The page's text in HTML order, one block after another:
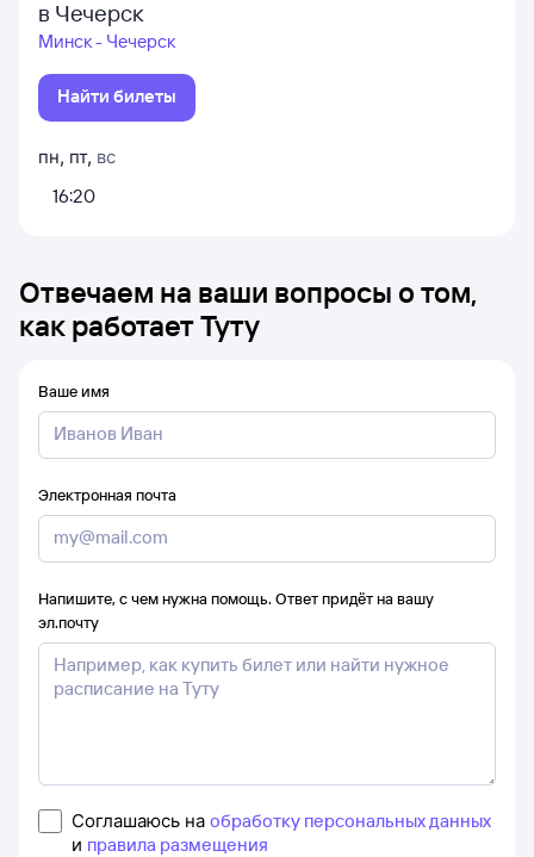
в Чечерск
Минск - Чечерск
Найти билеты
пн, пт, вс
16:20
Отвечаем на ваши вопросы о том,
как работает Туту
Ваше имя
Электронная почта
Напишите, с чем нужна помощь. Ответ придёт на вашу
эл.почту
Соглашаюсь на обработку персональных данных
и правила размещения